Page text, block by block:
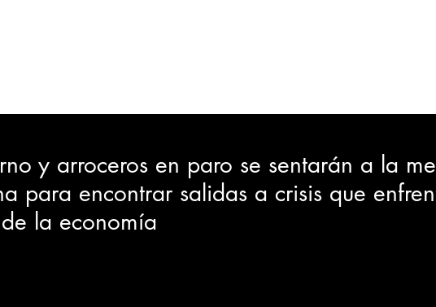
TECNOLOGIA INTERNACIONAL TURISMO
y arroceros en paro se sentarán a la
para encontrar salidas a crisis que
la economía